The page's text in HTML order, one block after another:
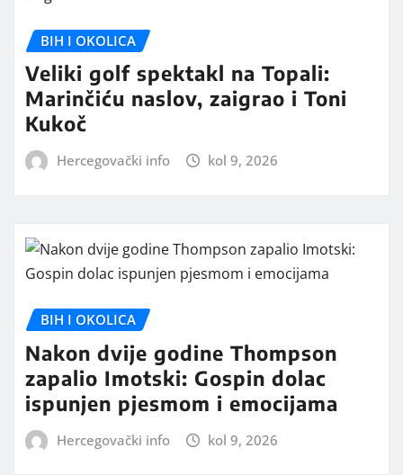
BIH I OKOLICA
Veliki golf spektakl na Topali:
Marinčiću naslov, zaigrao i Toni
Kukoč
Hercegovački info kol 9, 2026
BIH I OKOLICA
Nakon dvije godine Thompson
zapalio Imotski: Gospin dolac
ispunjen pjesmom i emocijama
Hercegovački info kol 9, 2026